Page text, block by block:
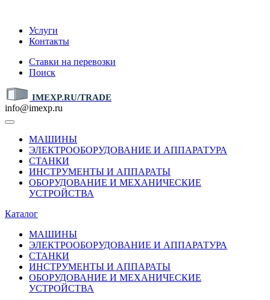
Услуги
Контакты
Ставки на перевозки
Поиск
IMEXP.RU/TRADE
info@imexp.ru
МАШИНЫ
ЭЛЕКТРООБОРУДОВАНИЕ И АППАРАТУРА
СТАНКИ
ИНСТРУМЕНТЫ И АППАРАТЫ
ОБОРУДОВАНИЕ И МЕХАНИЧЕСКИЕ
УСТРОЙСТВА
Каталог
МАШИНЫ
ЭЛЕКТРООБОРУДОВАНИЕ И АППАРАТУРА
СТАНКИ
ИНСТРУМЕНТЫ И АППАРАТЫ
ОБОРУДОВАНИЕ И МЕХАНИЧЕСКИЕ
УСТРОЙСТВА